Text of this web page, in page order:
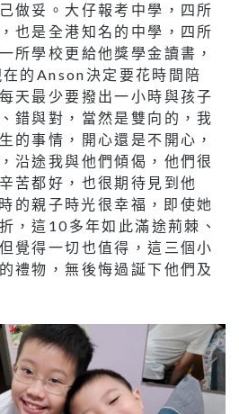
做妥。大仔報考中學，四所
也是全港知名的中學，四所
所學校更給他獎學金讀書，
的Anson決定要花時間陪
天最少要撥出一小時與孩子
錯與對，當然是雙向的，我
的事情，開心還是不開心，
沿途我與他們傾偈，他們很
苦都好，也很期待見到他
的親子時光很幸福，即使她
，這10多年如此滿途荊棘、
覺得一切也值得，這三個小
禮物，無後悔過誕下他們及